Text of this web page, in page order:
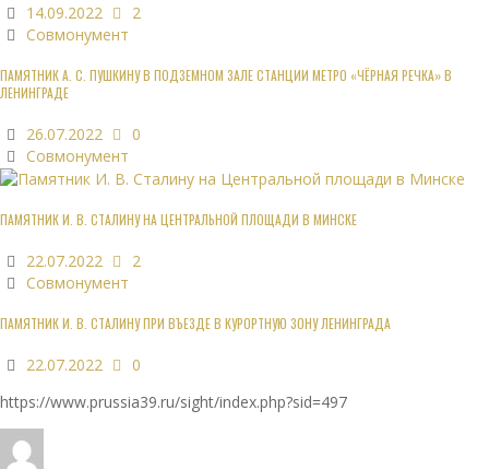
14.09.2022
2
Совмонумент
ПАМЯТНИК А. С. ПУШКИНУ В ПОДЗЕМНОМ ЗАЛЕ СТАНЦИИ МЕТРО «ЧЁРНАЯ РЕЧКА» В
ЛЕНИНГРАДЕ
26.07.2022
0
Совмонумент
ПАМЯТНИК И. В. СТАЛИНУ НА ЦЕНТРАЛЬНОЙ ПЛОЩАДИ В МИНСКЕ
22.07.2022
2
Совмонумент
ПАМЯТНИК И. В. СТАЛИНУ ПРИ ВЪЕЗДЕ В КУРОРТНУЮ ЗОНУ ЛЕНИНГРАДА
22.07.2022
0
https://www.prussia39.ru/sight/index.php?sid=497